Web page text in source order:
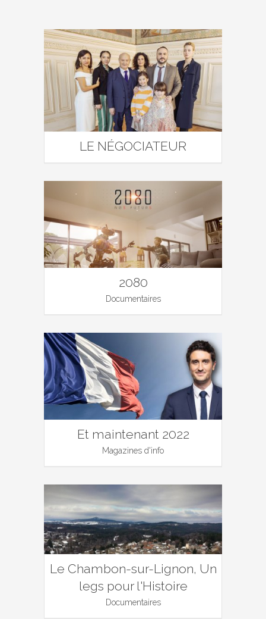
LE NÉGOCIATEUR
2080
Documentaires
Et maintenant 2022
Magazines d'info
Le Chambon-sur-Lignon, Un
legs pour l'Histoire
Documentaires